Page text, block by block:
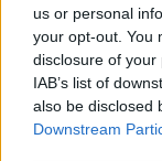
us or personal
your opt-out. You
disclosure of
IAB’s list of
also be disclosed
Downstream
Įdarykite
kepkite 180
iškeps.